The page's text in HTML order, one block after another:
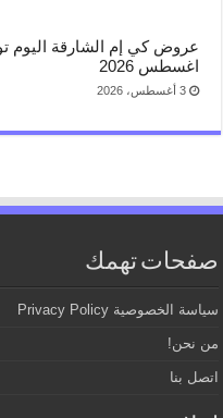
اغسطس 2026
3 أغسطس، 2026
صفحات تهمك
سياسة الخصوصية Privacy Policy
من نحن!
اتصل بنا